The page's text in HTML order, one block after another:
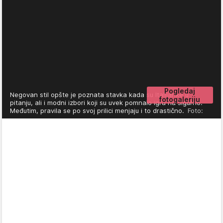
Pogledaj
fotogaleriju
Negovan stil opšte je poznata stavka kada su Italijanke u
pitanju, ali i modni izbori koji su uvek pomnalo igra na sigurno.
Međutim, pravila se po svoj prilici menjaju i to drastično. Foto: